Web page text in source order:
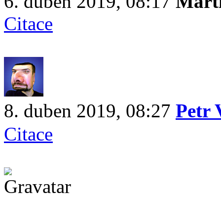
Citace
8. duben 2019, 08:27 Petr
Citace